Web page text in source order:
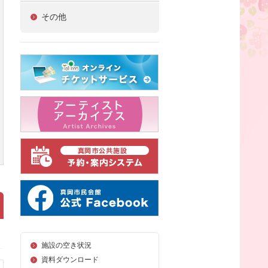
その他
施設の空き状況
資料ダウンロード